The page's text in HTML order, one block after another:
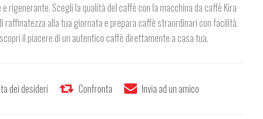
rigenerante. Scegli la qualità del caffè con la macchina da caffè Kira
raffinatezza alla tua giornata e prepara caffè straordinari con facilità.
il piacere di un autentico caffè direttamente a casa tua.